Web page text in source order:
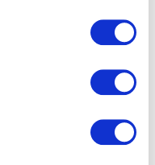
Polo Handschoenen